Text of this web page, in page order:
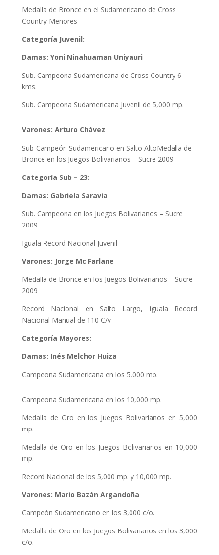
Medalla de Bronce en el Sudamericano de Cross
Country Menores
Categoría Juvenil:
Damas: Yoni Ninahuaman Uniyauri
Sub. Campeona Sudamericana de Cross Country 6
kms.
Sub. Campeona Sudamericana Juvenil de 5,000 mp.
Varones: Arturo Chávez
Sub-Campeón Sudamericano en Salto AltoMedalla de
Bronce en los Juegos Bolivarianos – Sucre 2009
Categoría Sub – 23:
Damas: Gabriela Saravia
Sub. Campeona en los Juegos Bolivarianos – Sucre
2009
Iguala Record Nacional Juvenil
Varones: Jorge Mc Farlane
Medalla de Bronce en los Juegos Bolivarianos – Sucre
2009
Record Nacional en Salto Largo, iguala Record
Nacional Manual de 110 C/v
Categoría Mayores:
Damas: Inés Melchor Huiza
Campeona Sudamericana en los 5,000 mp.
Campeona Sudamericana en los 10,000 mp.
Medalla de Oro en los Juegos Bolivarianos en 5,000
mp.
Medalla de Oro en los Juegos Bolivarianos en 10,000
mp.
Record Nacional de los 5,000 mp. y 10,000 mp.
Varones: Mario Bazán Argandoña
Campeón Sudamericano en los 3,000 c/o.
Medalla de Oro en los Juegos Bolivarianos en los 3,000
c/o.